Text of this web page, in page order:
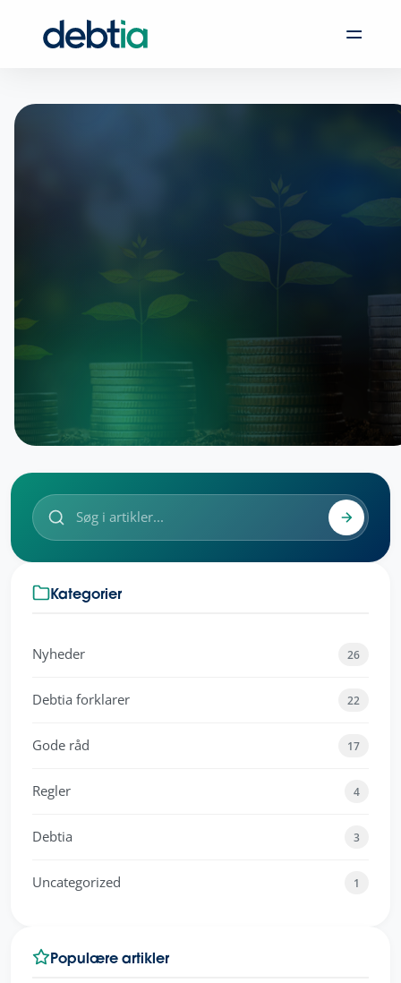
Udgivet: 08. maj 2023 kl. 14:13
Kategorier
Nyheder 26
Debtia forklarer 22
Gode råd 17
Regler 4
Debtia 3
Uncategorized 1
Populære artikler